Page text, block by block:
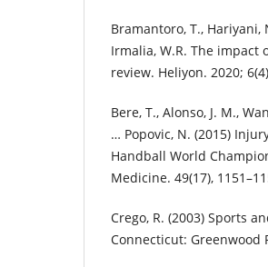
Bramantoro, T., Hariyani,
Irmalia, W.R. The impact
review. Heliyon. 2020;
Bere, T., Alonso, J. M.,
… Popovic, N. (2015)
Handball World
Medicine. 49(17),
Crego, R. (2003) Sports
Connecticut: Greenwood